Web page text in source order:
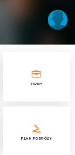
FIRMY
PLAN PODRÓŻY